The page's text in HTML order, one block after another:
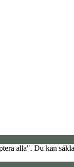
alla". Du kan